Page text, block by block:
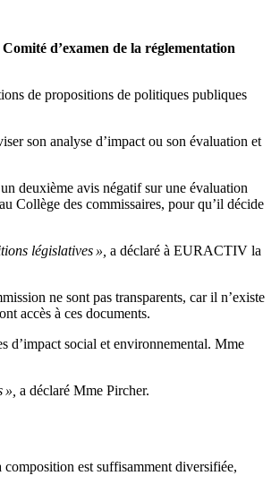
d’examen de la réglementation
de propositions de politiques publiques
son analyse d’impact ou son évaluation et
deuxième avis négatif sur une évaluation
Collège des commissaires, pour qu’il décide
législatives », a déclaré à EURACTIV la
ne sont pas transparents, car il n’existe
accès à ces documents.
d’impact social et environnemental. Mme
a déclaré Mme Pircher.
est suffisamment diversifiée,